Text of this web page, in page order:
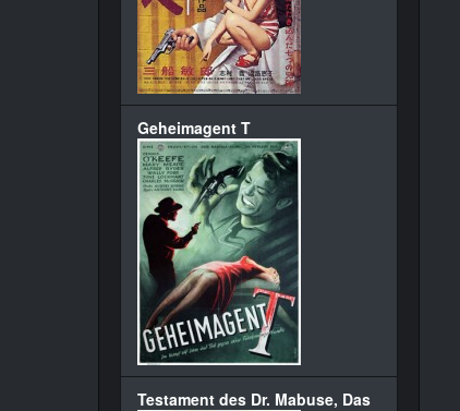
Geheimagent T
Testament des Dr. Mabuse, Das